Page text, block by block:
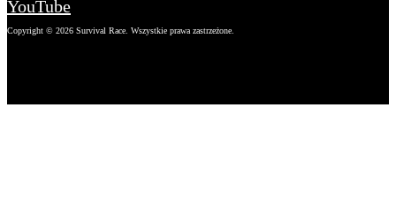
YouTube
Copyright © 2026 Survival Race. Wszystkie prawa zastrzeżone.